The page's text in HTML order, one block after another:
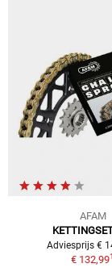
AFAM
Adviesprijs €
€ 132,991